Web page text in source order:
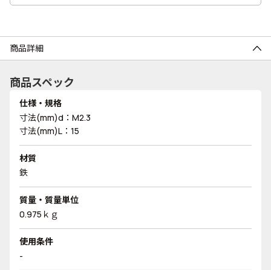
商品詳細
商品スペック
仕様・規格
寸法(mm)d：M2.3
寸法(mm)L：15
材質
鉄
質量・質量単位
0.975ｋｇ
使用条件
-